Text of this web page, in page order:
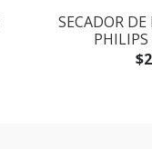
SECADOR